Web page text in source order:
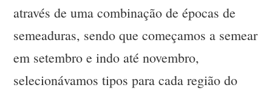
através de uma combinação de épocas de
semeaduras, sendo que começamos a semear
em setembro e indo até novembro,
selecionávamos tipos para cada região do